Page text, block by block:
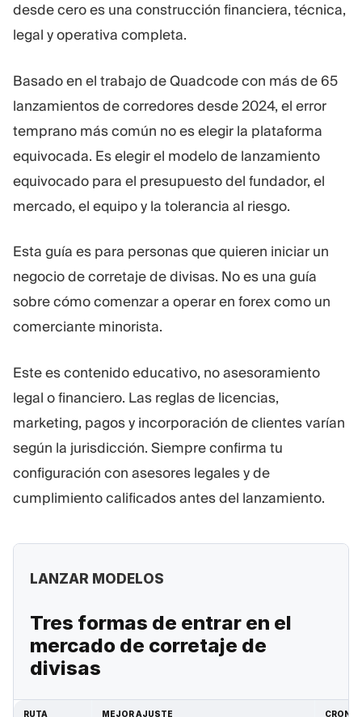
desde cero es una construcción financiera, técnica,
legal y operativa completa.
Basado en el trabajo de Quadcode con más de 65
lanzamientos de corredores desde 2024, el error
temprano más común no es elegir la plataforma
equivocada. Es elegir el modelo de lanzamiento
equivocado para el presupuesto del fundador, el
mercado, el equipo y la tolerancia al riesgo.
Esta guía es para personas que quieren iniciar un
negocio de corretaje de divisas. No es una guía
sobre cómo comenzar a operar en forex como un
comerciante minorista.
Este es contenido educativo, no asesoramiento
legal o financiero. Las reglas de licencias,
marketing, pagos y incorporación de clientes varían
según la jurisdicción. Siempre confirma tu
configuración con asesores legales y de
cumplimiento calificados antes del lanzamiento.
LANZAR MODELOS
Tres formas de entrar en el
mercado de corretaje de
divisas
RUTA MEJOR AJUSTE